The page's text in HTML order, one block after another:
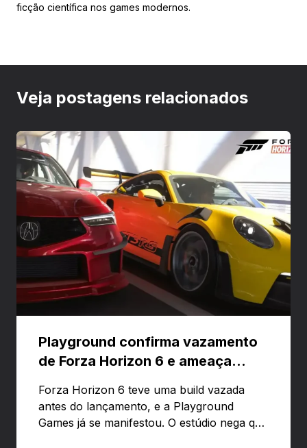
ficção científica nos games modernos.
Veja postagens relacionados
Playground confirma vazamento
de Forza Horizon 6 e ameaça
Forza Horizon 6 teve uma build vazada
antes do lançamento, e a Playground
Games já se manifestou. O estúdio nega que